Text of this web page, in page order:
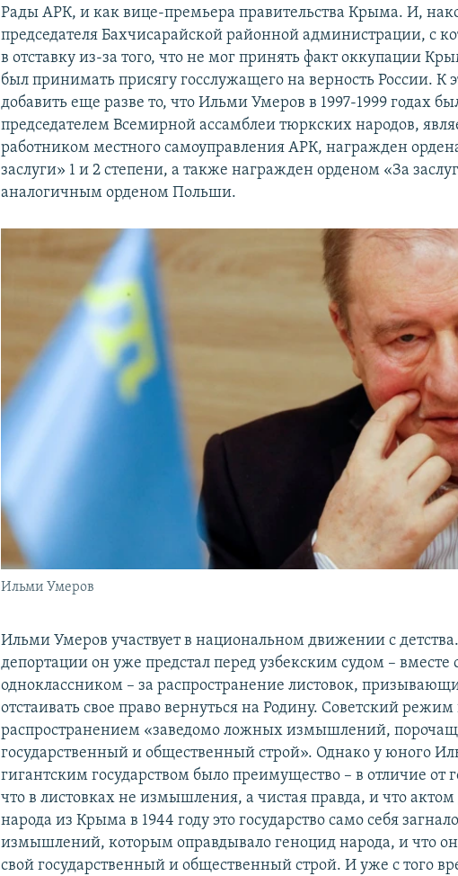
Рады АРК, и как вице-премьера правительства Крыма. И,
председателя Бахчисарайской районной администрации, с
в отставку из-за того, что не мог принять факт оккупации
был принимать присягу госслужащего на верность России. К
добавить еще разве то, что Ильми Умеров в 1997-1999 годах
председателем Всемирной ассамблеи тюркских народов,
работником местного самоуправления АРК, награжден
заслуги» 1 и 2 степени, а также награжден орденом «За
аналогичным орденом Польши.
Ильми Умеров
Ильми Умеров участвует в национальном движении с детства.
депортации он уже предстал перед узбекским судом – вместе
одноклассником – за распространение листовок,
отстаивать свое право вернуться на Родину. Советский режим
распространением «заведомо ложных измышлений,
государственный и общественный строй». Однако у юного
гигантским государством было преимущество – в отличие от
что в листовках не измышления, а чистая правда, и что
народа из Крыма в 1944 году это государство само себя
измышлений, которым оправдывало геноцид народа, и что
свой государственный и общественный строй. И уже с того